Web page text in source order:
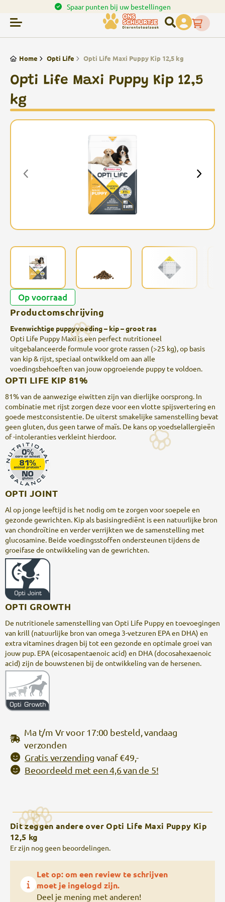
Spaar punten bij uw bestellingen
Home Opti Life Opti Life Maxi Puppy Kip 12,5 kg
Opti Life Maxi Puppy Kip 12,5
kg
Op voorraad
Productomschrijving
Evenwichtige puppyvoeding – kip – groot ras
Opti Life Puppy Maxi is een perfect nutritioneel
uitgebalanceerde formule voor grote rassen (>25 kg), op basis
van kip & rijst, speciaal ontwikkeld om aan alle
voedingsbehoeften van jouw opgroeiende puppy te voldoen.
OPTI LIFE KIP 81%
81% van de aanwezige eiwitten zijn van dierlijke oorsprong. In
combinatie met rijst zorgen deze voor een vlotte spijsvertering en
goede mestconsistentie. De uiterst smakelijke samenstelling bevat
geen gluten, dus geen tarwe of maïs. De kans op voedselallergieën
of -intoleranties verkleint hierdoor.
OPTI JOINT
Al op jonge leeftijd is het nodig om te zorgen voor soepele en
gezonde gewrichten. Kip als basisingrediënt is een natuurlijke bron
van chondroïtine en verder verrijkten we de samenstelling met
glucosamine. Beide voedingsstoffen ondersteunen tijdens de
groeifase de ontwikkeling van de gewrichten.
OPTI GROWTH
De nutritionele samenstelling van Opti Life Puppy en toevoegingen
van krill (natuurlijke bron van omega 3-vetzuren EPA en DHA) en
extra vitamines dragen bij tot een gezonde en optimale groei van
jouw pup. EPA (eicosapentaenoic acid) en DHA (docosahexaenoic
acid) zijn de bouwstenen bij de ontwikkeling van de hersenen.
Ma t/m Vr voor 17:00 besteld, vandaag
verzonden
Gratis verzending vanaf €49,-
Beoordeeld met een 4,6 van de 5!
Dit zeggen andere over Opti Life Maxi Puppy Kip
12,5 kg
Er zijn nog geen beoordelingen.
Let op: om een review te schrijven
moet je ingelogd zijn.
Deel je mening met anderen!